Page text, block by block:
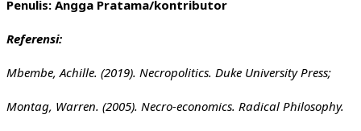
Penulis: Angga Pratama/kontributor
Referensi:
Mbembe, Achille. (2019). Necropolitics. Duke University Press;
Montag, Warren. (2005). Necro-economics. Radical Philosophy.